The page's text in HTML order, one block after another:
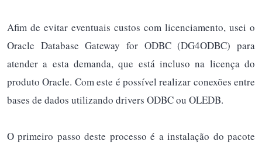
Afim de evitar eventuais custos com licenciamento, usei o
Oracle Database Gateway for ODBC (DG4ODBC) para
atender a esta demanda, que está incluso na licença do
produto Oracle. Com este é possível realizar conexões entre
bases de dados utilizando drivers ODBC ou OLEDB.
O primeiro passo deste processo é a instalação do pacote